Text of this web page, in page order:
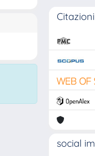
Citazioni
social